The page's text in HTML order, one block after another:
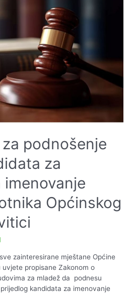
podnošenje
za
Općinskog
zainteresirane mještane Općine
propisane Zakonom o
za mladež da podnesu
kandidata za imenovanje